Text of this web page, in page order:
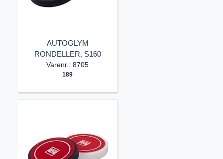
AUTOGLYM
RONDELLER, S160
Varenr.: 8705
189